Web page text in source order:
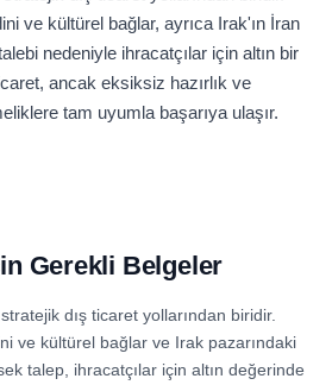
ve kültürel bağlar, ayrıca Irak'ın İran
nedeniyle ihracatçılar için altın bir
ancak eksiksiz hazırlık ve
tam uyumla başarıya ulaşır.
Gerekli Belgeler
dış ticaret yollarından biridir.
ve kültürel bağlar ve Irak pazarındaki
talep, ihracatçılar için altın değerinde